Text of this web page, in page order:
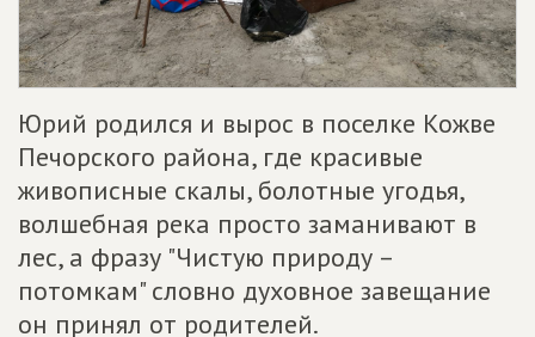
Юрий родился и вырос в поселке Кожве
Печорского района, где красивые
живописные скалы, болотные угодья,
волшебная река просто заманивают в
лес, а фразу "Чистую природу –
потомкам" словно духовное завещание
он принял от родителей.